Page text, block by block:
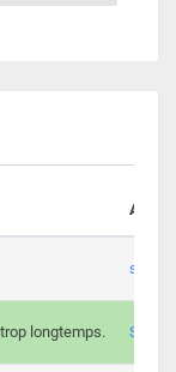
Auteur
s3th
longtemps. Spl3en